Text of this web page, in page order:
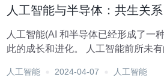
人工智能与半导体：共生关系
人工智能(AI 和半导体已经形成了一
此的成长和进化。 人工智能前所未
来越复杂的人工智能系统得以创建
人工智能 2024-04-07 人工智能